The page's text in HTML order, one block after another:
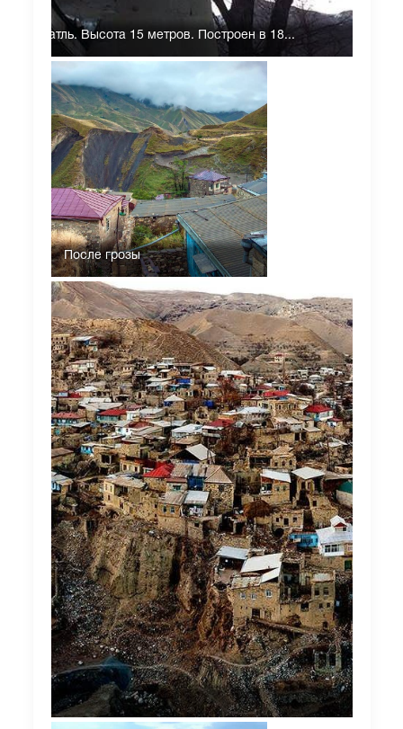
Унчукатль. Высота 15 метров. Построен в 18...
После грозы